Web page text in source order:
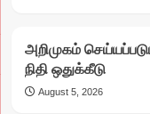
அறிமுகம்
நிதி ஒதுக்கீடு
August 5, 2026